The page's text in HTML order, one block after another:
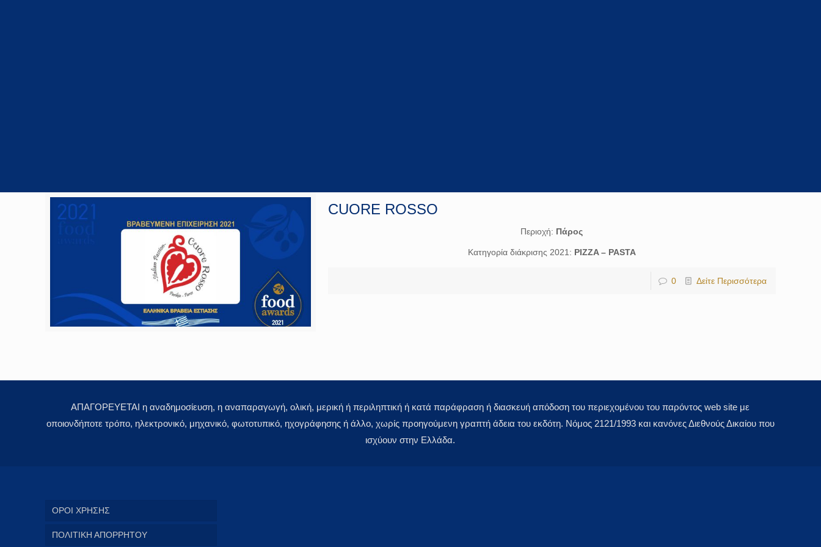
CUORE ROSSO
Περιοχή: Πάρος
Κατηγορία διάκρισης 2021: PIZZA – PASTA
0 Δείτε Περισσότερα
ΑΠΑΓΟΡΕΥΕΤΑΙ η αναδημοσίευση, η αναπαραγωγή, ολική, μερική ή περιληπτική ή κατά παράφραση ή διασκευή απόδοση του περιεχομένου του παρόντος web site με
οποιονδήποτε τρόπο, ηλεκτρονικό, μηχανικό, φωτοτυπικό, ηχογράφησης ή άλλο, χωρίς προηγούμενη γραπτή άδεια του εκδότη. Νόμος 2121/1993 και κανόνες Διεθνούς Δικαίου που
ισχύουν στην Ελλάδα.
ΟΡΟΙ ΧΡΗΣΗΣ
ΠΟΛΙΤΙΚΗ ΑΠΟΡΡΗΤΟΥ